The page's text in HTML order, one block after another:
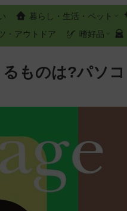
暮らし・生活・ペット
・アウトドア 嗜好品
ものは?パソコ